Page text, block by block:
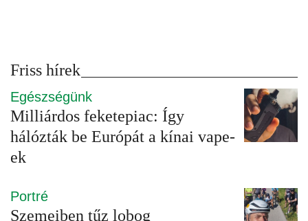
Friss hírek
Egészségünk
Milliárdos feketepiac: Így
hálózták be Európát a kínai vape-
ek
Portré
Szemeiben tűz lobog